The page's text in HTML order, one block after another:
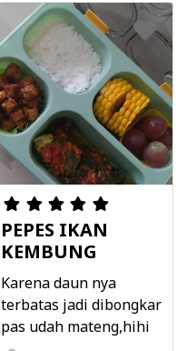
PEPES IKAN
KEMBUNG
Karena daun nya
terbatas jadi dibongkar
pas udah mateng,hihi